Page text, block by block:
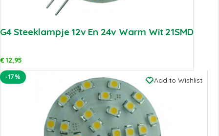
G4 Steeklampje 12v En 24v Warm Wit 21SMD
€12,95
-17%
Add to Wishlist